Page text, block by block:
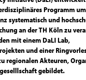
Programm um
systematisch und
an der TH Köln zu
mit einem DaLI Lab,
und einer
regionalen Akteuren,
gebildet.